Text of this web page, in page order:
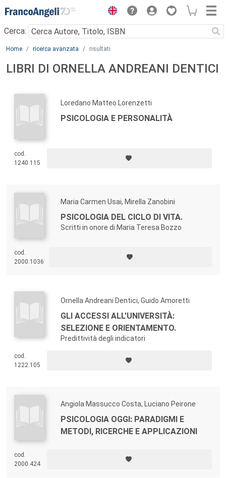
Menu
Cerca:
Main content
Home ricerca avanzata risultati
LIBRI DI ORNELLA ANDREANI DENTICI
Loredano Matteo Lorenzetti
PSICOLOGIA E PERSONALITÀ
cod.
1240.115
Maria Carmen Usai, Mirella Zanobini
PSICOLOGIA DEL CICLO DI VITA.
Scritti in onore di Maria Teresa Bozzo
cod.
2000.1036
Ornella Andreani Dentici, Guido Amoretti
GLI ACCESSI ALL'UNIVERSITÀ:
SELEZIONE E ORIENTAMENTO.
Predittività degli indicatori
cod.
1222.105
Angiola Massucco Costa, Luciano Peirone
PSICOLOGIA OGGI: PARADIGMI E
METODI, RICERCHE E APPLICAZIONI
cod.
2000.424